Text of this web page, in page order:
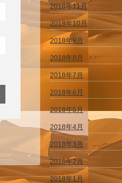
2018年11月
2018年10月
2018年9月
2018年8月
2018年7月
2018年6月
2018年5月
2018年4月
2018年3月
2018年2月
2018年1月